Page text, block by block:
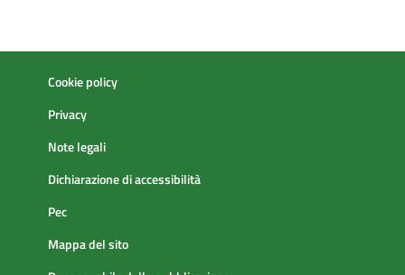
Cookie policy
Privacy
Note legali
Dichiarazione di accessibilità
Pec
Mappa del sito